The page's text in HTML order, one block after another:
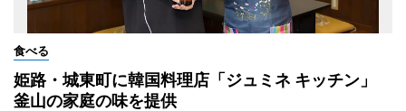
食べる
姫路・城東町に韓国料理店「ジュミネ キッチン」
釜山の家庭の味を提供